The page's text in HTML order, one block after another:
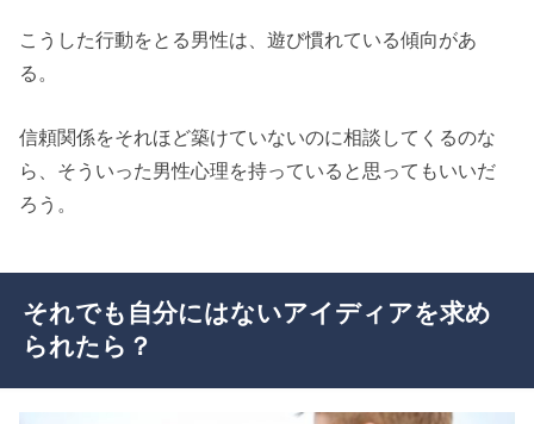
こうした行動をとる男性は、遊び慣れている傾向があ
る。
信頼関係をそれほど築けていないのに相談してくるのな
ら、そういった男性心理を持っていると思ってもいいだ
ろう。
それでも自分にはないアイディアを求め
られたら？